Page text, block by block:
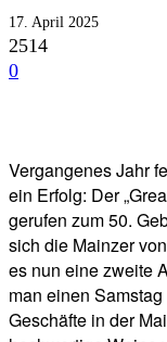
17. April 2025
2514
0
Vergangenes Jahr
ein Erfolg: Der
gerufen zum 50.
sich die Mainzer
es nun eine zweite
man einen
Geschäfte in der